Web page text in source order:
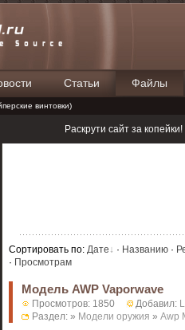
Статьи Файлы
винтовки)
Раскрути сайт за
Сортировать по: Дате · Названию ·
· Просмотрам
Модель AWP Vaporwave
Просмотров: 1850 Добавил:
Раздел: » Модели оружия » Awp